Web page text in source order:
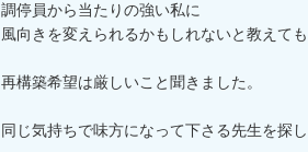
調停員から当たりの強い私に
風向きを変えられるかもしれないと教えても
再構築希望は厳しいこと聞きました。